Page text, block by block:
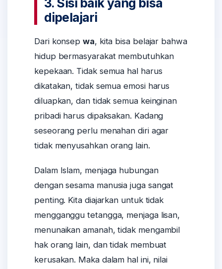
3. Sisi baik yang bisa
dipelajari
Dari konsepwa, kita bisa belajar bahwa
hidup bermasyarakat membutuhkan
kepekaan. Tidak semua hal harus
dikatakan, tidak semua emosi harus
diluapkan, dan tidak semua keinginan
pribadi harus dipaksakan. Kadang
seseorang perlu menahan diri agar
tidak menyusahkan orang lain.
Dalam Islam, menjaga hubungan
dengan sesama manusia juga sangat
penting. Kita diajarkan untuk tidak
mengganggu tetangga, menjaga lisan,
menunaikan amanah, tidak mengambil
hak orang lain, dan tidak membuat
kerusakan. Maka dalam hal ini, nilai